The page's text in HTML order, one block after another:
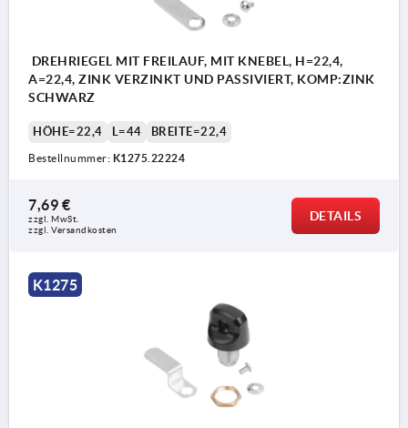
DREHRIEGEL MIT FREILAUF, MIT KNEBEL, H=22,4,
A=22,4, ZINK VERZINKT UND PASSIVIERT, KOMP:ZINK
SCHWARZ
HÖHE=22,4 L=44 BREITE=22,4
Bestellnummer: K1275.22224
7,69 €
zzgl. MwSt.
zzgl. Versandkosten
DETAILS
K1275